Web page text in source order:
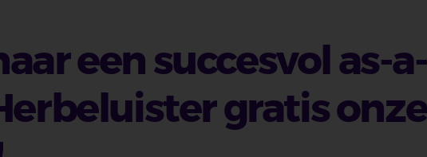
een succesvol as-
gratis onze